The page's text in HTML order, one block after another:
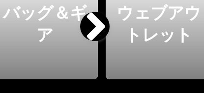
バッグ＆ギ
ア
ウェブアウ
トレット